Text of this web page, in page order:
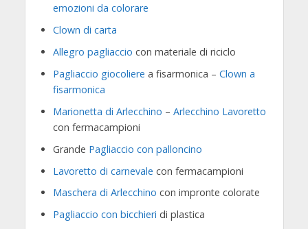
emozioni da colorare
Clown di carta
Allegro pagliaccio con materiale di riciclo
Pagliaccio giocoliere a fisarmonica – Clown a
fisarmonica
Marionetta di Arlecchino – Arlecchino Lavoretto
con fermacampioni
Grande Pagliaccio con palloncino
Lavoretto di carnevale con fermacampioni
Maschera di Arlecchino con impronte colorate
Pagliaccio con bicchieri di plastica